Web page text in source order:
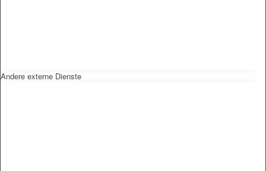
Andere externe Dienste